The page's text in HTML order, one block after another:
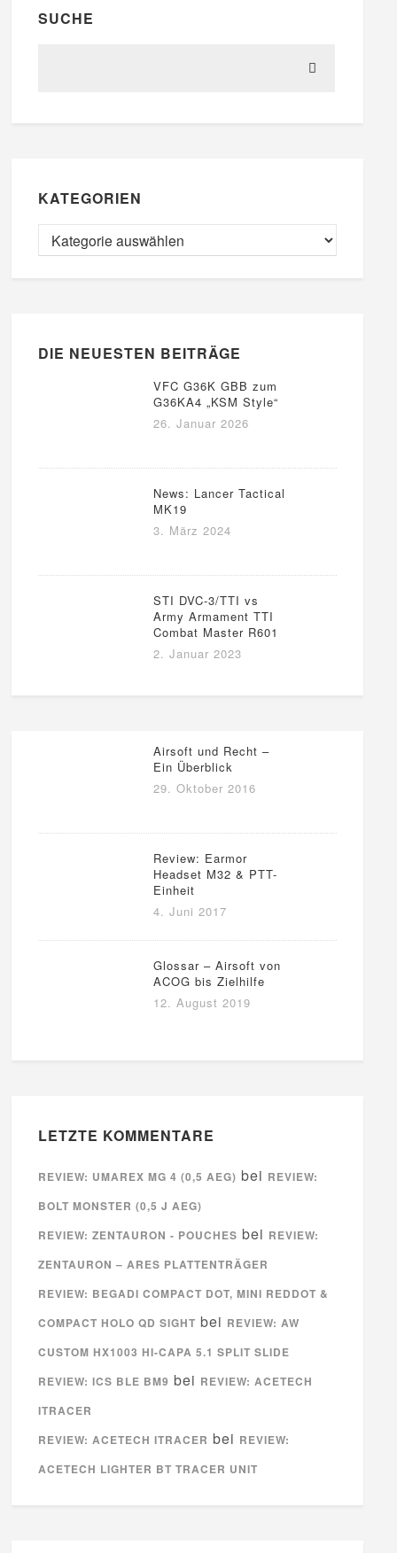
SUCHE
KATEGORIEN
DIE NEUESTEN BEITRÄGE
VFC G36K GBB zum
G36KA4 „KSM Style“
26. Januar 2026
News: Lancer Tactical
MK19
3. März 2024
STI DVC-3/TTI vs
Army Armament TTI
Combat Master R601
2. Januar 2023
Airsoft und Recht –
Ein Überblick
29. Oktober 2016
Review: Earmor
Headset M32 & PTT-
Einheit
4. Juni 2017
Glossar – Airsoft von
ACOG bis Zielhilfe
12. August 2019
LETZTE KOMMENTARE
REVIEW: UMAREX MG 4 (0,5 AEG) bei REVIEW:
BOLT MONSTER (0,5 J AEG)
REVIEW: ZENTAURON - POUCHES bei REVIEW:
ZENTAURON – ARES PLATTENTRÄGER
REVIEW: BEGADI COMPACT DOT, MINI REDDOT &
COMPACT HOLO QD SIGHT bei REVIEW: AW
CUSTOM HX1003 HI-CAPA 5.1 SPLIT SLIDE
REVIEW: ICS BLE BM9 bei REVIEW: ACETECH
ITRACER
REVIEW: ACETECH ITRACER bei REVIEW:
ACETECH LIGHTER BT TRACER UNIT